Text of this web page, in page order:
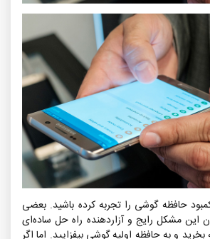
حافظه گوشی را تجربه کرده باشید. بعضی
این مشکل رایج و آزاردهنده راه حل ساده‌ای